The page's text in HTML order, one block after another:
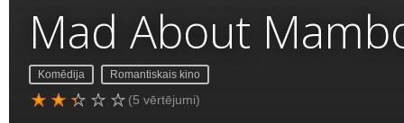
Mad About
Komēdija Romantiskais kino
(5 vērtējumi)